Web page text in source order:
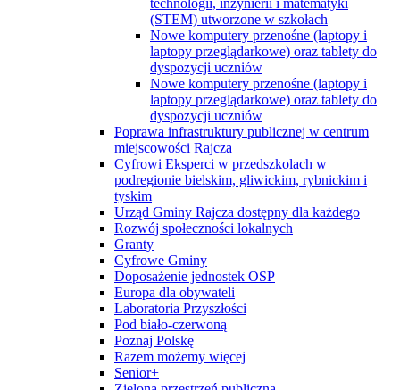
technologii, inżynierii i matematyki
(STEM) utworzone w szkołach
Nowe komputery przenośne (laptopy i
laptopy przeglądarkowe) oraz tablety do
dyspozycji uczniów
Nowe komputery przenośne (laptopy i
laptopy przeglądarkowe) oraz tablety do
dyspozycji uczniów
Poprawa infrastruktury publicznej w centrum
miejscowości Rajcza
Cyfrowi Eksperci w przedszkolach w
podregionie bielskim, gliwickim, rybnickim i
tyskim
Urząd Gminy Rajcza dostępny dla każdego
Rozwój społeczności lokalnych
Granty
Cyfrowe Gminy
Doposażenie jednostek OSP
Europa dla obywateli
Laboratoria Przyszłości
Pod biało-czerwoną
Poznaj Polskę
Razem możemy więcej
Senior+